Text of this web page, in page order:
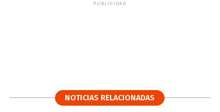
PUBLICIDAD
NOTICIAS RELACIONADAS